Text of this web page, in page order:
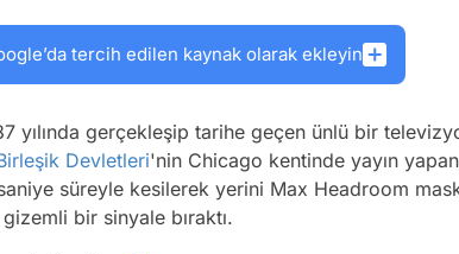
tercih edilen kaynak olarak ekleyin
yılında gerçekleşip tarihe geçen ünlü bir
Devletleri'nin Chicago kentinde yayın
süreyle kesilerek yerini Max Headroom
bir sinyale bıraktı.